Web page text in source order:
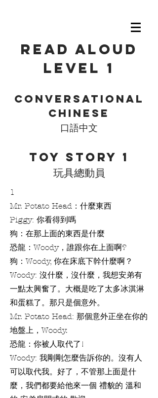
Read Aloud
level 1
Conversational
Chinese
口語中文
Toy Story 1
玩具總動員
1
Mr. Potato Head：什麼東西
Piggy: 你看得到嗎
狗：在那上面的東西是什麼
恐龍：Woody，誰跟你在上面啊?
狗：Woody, 你在床底下幹什麼啊？
Woody: 沒什麼，沒什麼，我想安弟有
一點太興奮了。大概是吃了太多冰淇淋
和蛋糕了。那只是個意外。
Mr. Potato Head: 那個意外正坐在你的
地盤上，Woody.
恐龍：你被人取代了!
Woody: 我剛剛怎麼告訴你的。沒有人
可以取代我。好了，不管那上面是什
麼，我們都要給他來一個 禮貌的 溫和